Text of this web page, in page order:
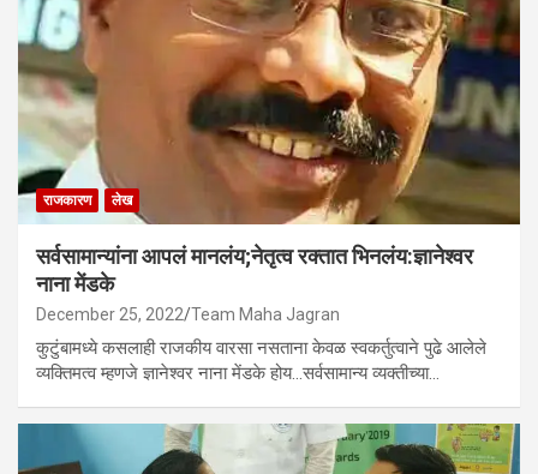
राजकारण लेख
सर्वसामान्यांना आपलं मानलंय;नेतृत्व रक्तात भिनलंय:ज्ञानेश्वर
नाना मेंडके
December 25, 2022 Team Maha Jagran
कुटुंबामध्ये कसलाही राजकीय वारसा नसताना केवळ स्वकर्तुत्वाने पुढे आलेले
व्यक्तिमत्व म्हणजे ज्ञानेश्वर नाना मेंडके होय…सर्वसामान्य व्यक्तीच्या…